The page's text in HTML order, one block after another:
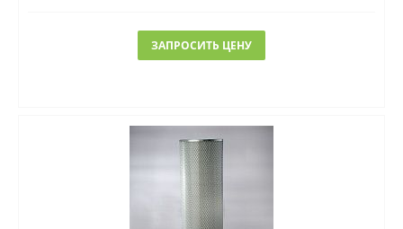
ЗАПРОСИТЬ ЦЕНУ